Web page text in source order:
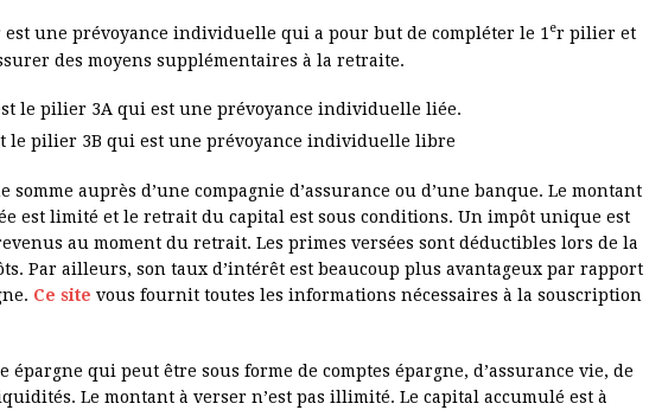
une prévoyance individuelle qui a pour but de compléter le 1 er pilier et
des moyens supplémentaires à la retraite.
le pilier 3A qui est une prévoyance individuelle liée.
le pilier 3B qui est une prévoyance individuelle libre
somme auprès d’une compagnie d’assurance ou d’une banque. Le montant
est limité et le retrait du capital est sous conditions. Un impôt unique est
au moment du retrait. Les primes versées sont déductibles lors de la
Par ailleurs, son taux d’intérêt est beaucoup plus avantageux par rapport
Ce site vous fournit toutes les informations nécessaires à la souscription
épargne qui peut être sous forme de comptes épargne, d’assurance vie, de
Le montant à verser n’est pas illimité. Le capital accumulé est à